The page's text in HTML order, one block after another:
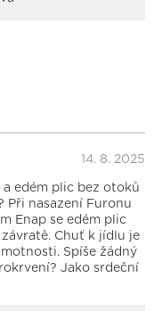
14. 8. 2025
a edém plic bez otoků
Při nasazení Furonu
Enap se edém plic
Chuť k jídlu je
Spíše žádný
Jako srdeční